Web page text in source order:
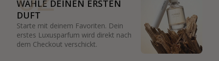
WÄHLE DEINEN ERSTEN
DUFT
Starte mit deinem Favoriten. Dein
erstes Luxusparfum wird direkt nach
dem Checkout verschickt.